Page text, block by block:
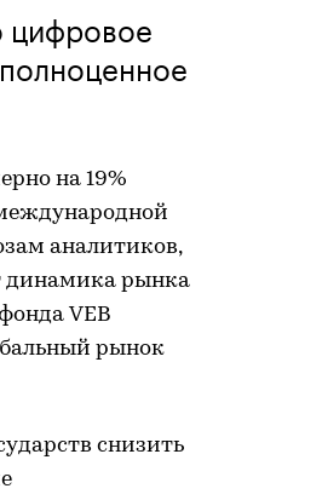
цифровое
на 19%
аналитиков,
динамика рынка
VEB
рынок
снизить